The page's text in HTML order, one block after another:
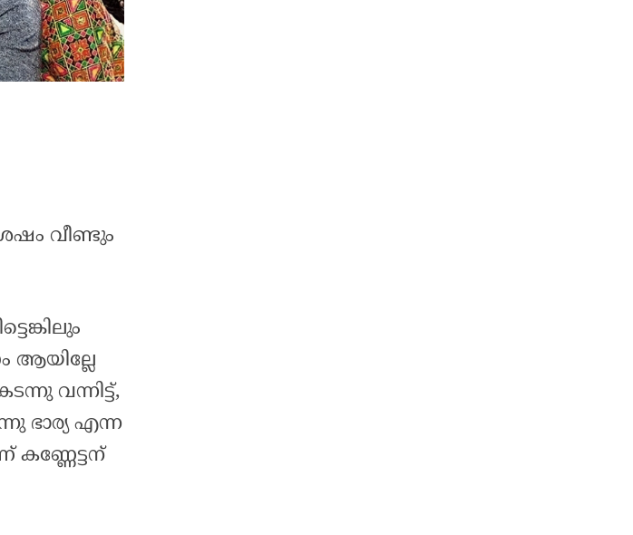
വീണ്ടും
ആയില്ലേ
വന്നിട്ട്,
ഭാര്യ എന്ന
കണ്ണേട്ടന്